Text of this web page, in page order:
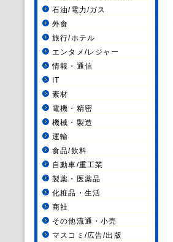
石油/電力/ガス
外食
旅行/ホテル
エンタメ/レジャー
情報・通信
IT
素材
電機・精密
機械・製造
運輸
食品/飲料
自動車/重工業
製薬・医薬品
化粧品・生活
商社
その他流通・小売
マスコミ/広告/出版